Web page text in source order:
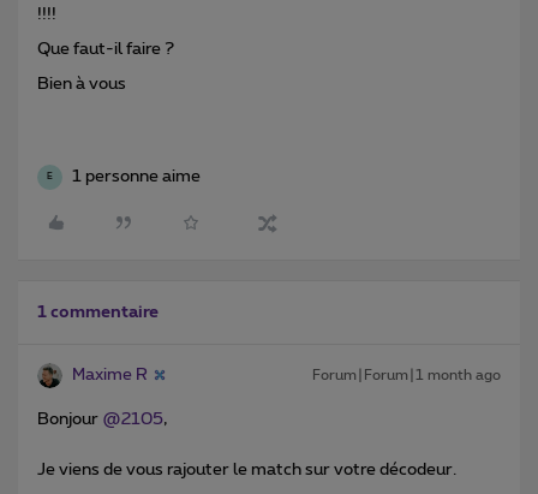
!!!!
Que faut-il faire ?
Bien à vous
E 1 personne aime
1 commentaire
Maxime R Forum|Forum|1 month ago
Bonjour ​ @2105,
Je viens de vous rajouter le match sur votre décodeur.